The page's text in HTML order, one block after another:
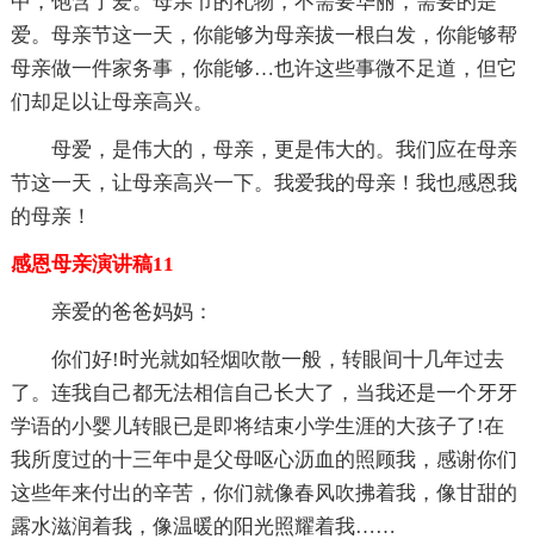
爱。母亲节这一天，你能够为母亲拔一根白发，你能够帮
母亲做一件家务事，你能够…也许这些事微不足道，但它
们却足以让母亲高兴。
母爱，是伟大的，母亲，更是伟大的。我们应在母亲
节这一天，让母亲高兴一下。我爱我的母亲！我也感恩我
的母亲！
感恩母亲演讲稿11
亲爱的爸爸妈妈：
你们好!时光就如轻烟吹散一般，转眼间十几年过去
了。连我自己都无法相信自己长大了，当我还是一个牙牙
学语的小婴儿转眼已是即将结束小学生涯的大孩子了!在
我所度过的十三年中是父母呕心沥血的照顾我，感谢你们
这些年来付出的辛苦，你们就像春风吹拂着我，像甘甜的
露水滋润着我，像温暖的阳光照耀着我……